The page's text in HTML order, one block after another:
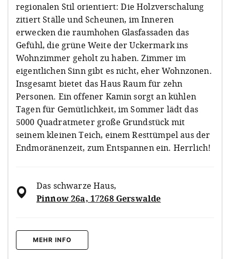
regionalen Stil orientiert: Die Holzverschalung
zitiert Ställe und Scheunen, im Inneren
erwecken die raumhohen Glasfassaden das
Gefühl, die grüne Weite der Uckermark ins
Wohnzimmer geholt zu haben. Zimmer im
eigentlichen Sinn gibt es nicht, eher Wohnzonen.
Insgesamt bietet das Haus Raum für zehn
Personen. Ein offener Kamin sorgt an kühlen
Tagen für Gemütlichkeit, im Sommer lädt das
5000 Quadratmeter große Grundstück mit
seinem kleinen Teich, einem Resttümpel aus der
Endmoränenzeit, zum Entspannen ein. Herrlich!
Das schwarze Haus,
Pinnow 26a, 17268 Gerswalde
MEHR INFO